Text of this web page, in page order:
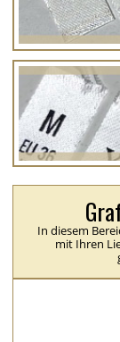
In diesem
mit Ihren